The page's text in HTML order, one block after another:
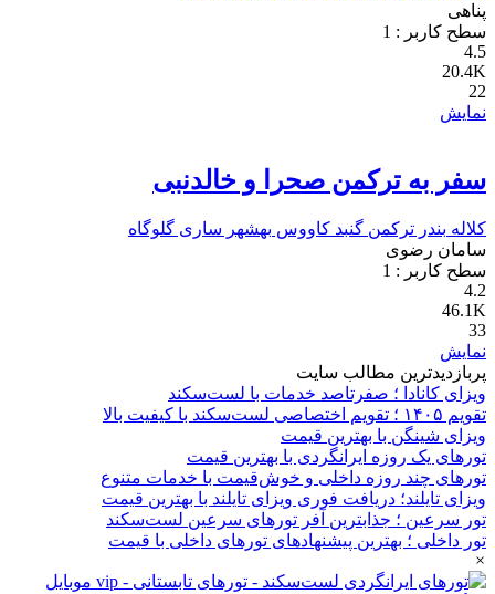
پناهی
سطح کاربر : 1
4.5
20.4K
22
نمایش
سفر به ترکمن صحرا و خالدنبی
کلاله بندر ترکمن گنبد کاووس بهشهر ساری گلوگاه
سامان رضوی
سطح کاربر : 1
4.2
46.1K
33
نمایش
پربازدیدترین مطالب سایت
ویزای کانادا ؛ صفرتاصد خدمات با لست‌سکند
تقویم ۱۴۰۵ ؛ تقویم اختصاصی لست‌سکند با کیفیت بالا
ویزای شینگن با بهترین قیمت
تورهای یک روزه ایرانگردی با بهترین قیمت
تورهای چند روزه داخلی و خوش‌قیمت با خدمات متنوع
ویزای تایلند؛ دریافت فوری ویزای تایلند با بهترین قیمت
تور سرعین ؛ جذابترین آفر تورهای سرعین لست‌سکند
تور داخلی ؛ بهترین پیشنهادهای تورهای داخلی با قیمت
×